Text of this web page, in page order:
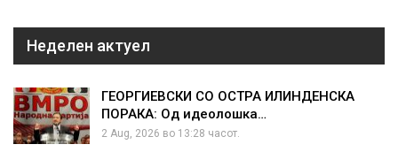
Неделен актуел
ГЕОРГИЕВСКИ СО ОСТРА ИЛИНДЕНСКА
ПОРАКА: Од идеолошка…
2 Aug, 2026 во 13:28 часот.